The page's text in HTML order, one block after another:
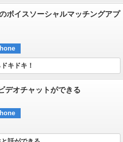
ボイスソーシャルマッチングアプ
キドキ！
デオチャットができる